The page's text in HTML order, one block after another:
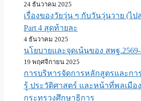
24 ธันวาคม 2025
เรื่องของวัยวุ่น ๆ กับวันวุ่นวาย (ไ
Part 4 สุดท้ายละ
4 ธันวาคม 2025
นโยบายและจุดเน้นของ สพฐ.2569-
19 พฤศจิกายน 2025
การบริหารจัดการหลักสูตรและกา
รู้ ประวัติศาสตร์ และหน้าที่พลเมือ
กระทรวงศึกษาธิการ